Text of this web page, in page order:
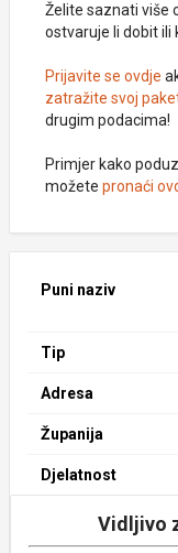
Želite saznati više
ostvaruje li dobit ili
Prijavite se ovdje
zatražite svoj
drugim podacima!
Primjer kako
možete pronaći
Puni naziv
Tip
Adresa
Županija
Djelatnost
Vidljivo